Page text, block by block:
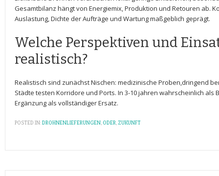
Gesamtbilanz hängt von Energiemix, ​Produktion und Retouren ab.
Auslastung, Dichte der ‍Aufträge und Wartung ​maßgeblich geprägt.
Welche ⁤Perspektiven ⁢und⁢
realistisch?
Realistisch sind zunächst Nischen: medizinische Proben,dringend
Städte testen Korridore und ‌Ports. In 3-10 jahren‍ wahrscheinlich⁣ als
Ergänzung als vollständiger Ersatz.
POSTED IN:DROHNENLIEFERUNGEN, ODER, ZUKUNFT